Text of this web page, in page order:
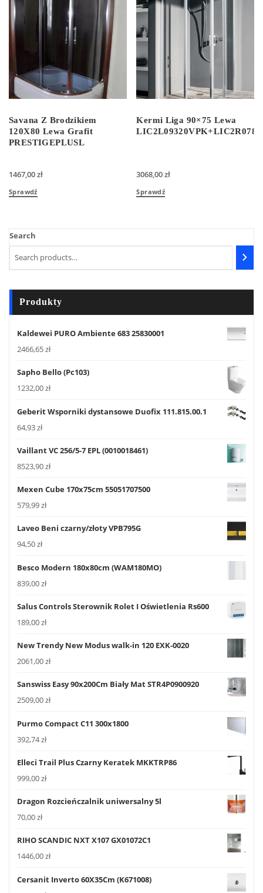
Savana Z Brodzikiem
120X80 Lewa Grafit
PRESTIGEPLUSL
1467,00zł
Sprawdź
Kermi Liga 90×75 Lewa
3068,00zł
Sprawdź
Search
Produkty
Kaldewei PURO Ambiente 683 25830001
2466,65zł
Sapho Bello (Pc103)
1232,00zł
Geberit Wsporniki dystansowe Duofix 111.815.00.1
64,93zł
Vaillant VC 256/5-7 EPL (0010018461)
8523,90zł
Mexen Cube 170x75cm 55051707500
579,99zł
Laveo Beni czarny/złoty VPB795G
94,50zł
Besco Modern 180x80cm (WAM180MO)
839,00zł
Salus Controls Sterownik Rolet I Oświetlenia Rs600
189,00zł
New Trendy New Modus walk-in 120 EXK-0020
2061,00zł
Sanswiss Easy 90x200Cm Biały Mat STR4P0900920
2509,00zł
Purmo Compact C11 300x1800
392,74zł
Elleci Trail Plus Czarny Keratek MKKTRP86
999,00zł
Dragon Rozcieńczalnik uniwersalny 5l
70,00zł
RIHO SCANDIC NXT X107 GX01072C1
1446,00zł
Cersanit Inverto 60X35Cm (K671008)